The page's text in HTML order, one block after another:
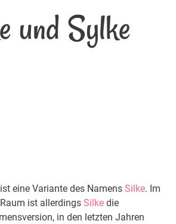
und Sylke
ist eine Variante des Namens Silke. Im
ist allerdings Silke die
in den letzten Jahren